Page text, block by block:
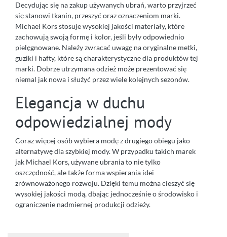
Decydując się na zakup używanych ubrań, warto przyjrzeć
się stanowi tkanin, przeszyć oraz oznaczeniom marki.
Michael Kors stosuje wysokiej jakości materiały, które
zachowują swoją formę i kolor, jeśli były odpowiednio
pielęgnowane. Należy zwracać uwagę na oryginalne metki,
guziki i hafty, które są charakterystyczne dla produktów tej
marki. Dobrze utrzymana odzież może prezentować się
niemal jak nowa i służyć przez wiele kolejnych sezonów.
Elegancja w duchu
odpowiedzialnej mody
Coraz więcej osób wybiera modę z drugiego obiegu jako
alternatywę dla szybkiej mody. W przypadku takich marek
jak Michael Kors, używane ubrania to nie tylko
oszczędność, ale także forma wspierania idei
zrównoważonego rozwoju. Dzięki temu można cieszyć się
wysokiej jakości modą, dbając jednocześnie o środowisko i
ograniczenie nadmiernej produkcji odzieży.